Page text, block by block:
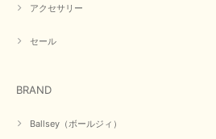
アクセサリー
セール
BRAND
Ballsey（ボールジィ）